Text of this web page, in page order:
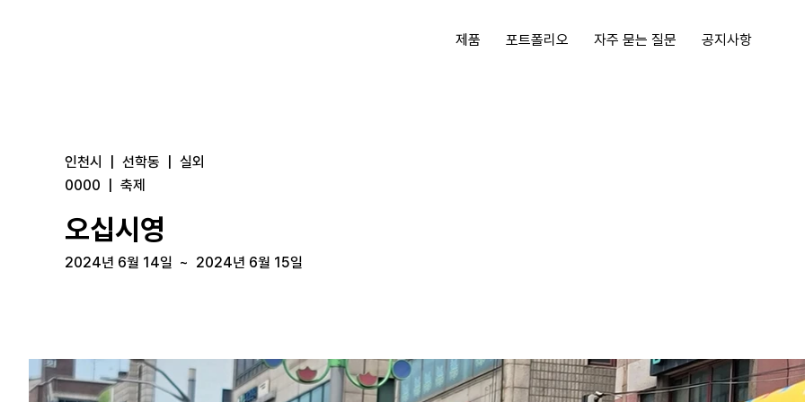
제품 포트폴리오 자주 묻는 질문 공지사항
인천시 선학동
실외
0000
축제
오십시영
2024년 6월 14일 ~ 2024년 6월 15일